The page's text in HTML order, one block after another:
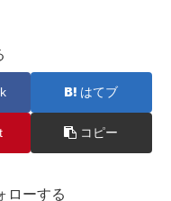
はてブ
コピー
ローする